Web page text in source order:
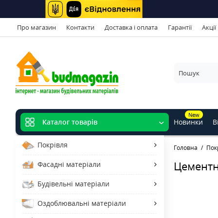
Про магазин Контакти Доставка і оплата Гарантії Акції
Головна
Каталог товарів
Покрівля
Фасадні матеріали
Будівельні матеріали
Оздоблювальні матеріали
New
Новинки